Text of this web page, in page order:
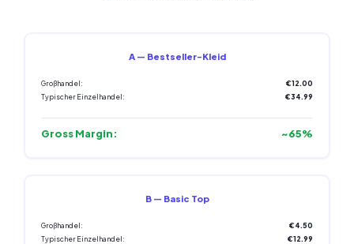
A — Bestseller-Kleid
Großhandel:
€12.00
Typischer Einzelhandel:
€34.99
Gross Margin: ~65%
B — Basic Top
Großhandel:
€4.50
Typischer Einzelhandel:
€12.99